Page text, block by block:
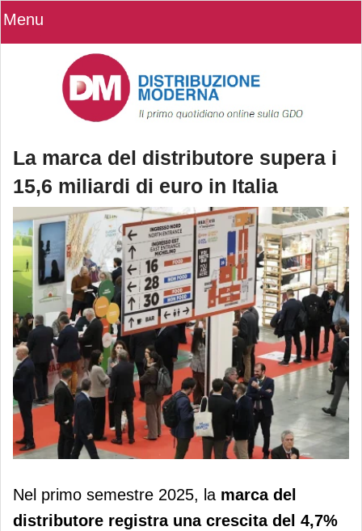
Menu
La marca del distributore supera i
15,6 miliardi di euro in Italia
La marca del distributore supera i
15,6 miliardi di euro in Italia
Nel primo semestre 2025, la marca del
distributore registra una crescita del 4,7%